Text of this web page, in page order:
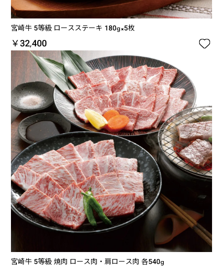
宮崎牛 5等級 ロースステーキ 180g×5枚
￥32,400 
宮崎牛 5等級 焼肉 ロース肉・肩ロース肉 各540g